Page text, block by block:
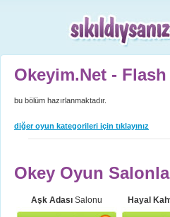
Okeyim.Net -
bu bölüm hazırlanmaktadır.
diğer oyun kategorileri için tıklayınız
Okey Oyun
Aşk Adası Salonu Hayal